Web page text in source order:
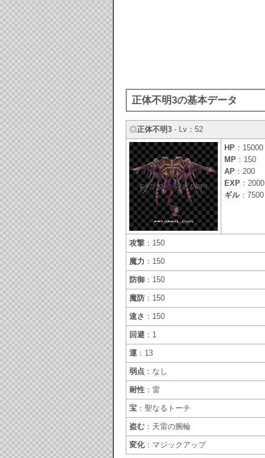
正体不明3の基本データ
◎正体不明3 - Lv：52
HP ：15000
MP ：150
AP ：200
EXP ：2000
ギル：7500
攻撃 ：150
魔力 ：150
防御 ：150
魔防 ：150
速さ ：150
回避 ：1
運 ：13
弱点 ：なし
耐性 ：雷
宝 ：聖なるトーチ
盗む ：天雷の腕輪
変化：マジックアップ